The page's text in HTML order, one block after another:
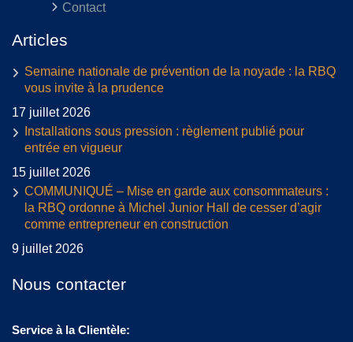
Contact
Articles
Semaine nationale de prévention de la noyade : la RBQ
vous invite à la prudence
17 juillet 2026
Installations sous pression : règlement publié pour
entrée en vigueur
15 juillet 2026
COMMUNIQUÉ – Mise en garde aux consommateurs :
la RBQ ordonne à Michel Junior Hall de cesser d’agir
comme entrepreneur en construction
9 juillet 2026
Nous contacter
Service à la Clientèle: